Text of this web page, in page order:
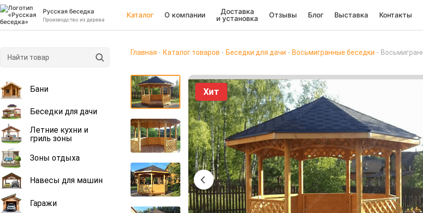
Русская беседка
Производство из дерева
Каталог О компании
Доставка
и установка
Отзывы Блог Выставка Контакты
Бани
Беседки для дачи
Летние кухни и
гриль зоны
Зоны отдыха
Навесы для машин
Гаражи
Главная Каталог товаров Беседки для дачи Восьмигранные беседки
Хит